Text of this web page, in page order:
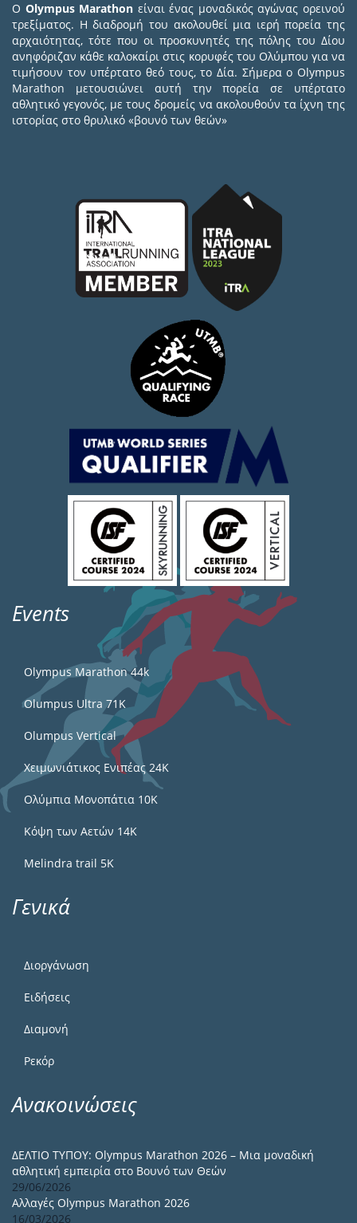
Ο Olympus Marathon είναι ένας μοναδικός αγώνας ορεινού
τρεξίματος. Η διαδρομή του ακολουθεί μια ιερή πορεία της
αρχαιότητας, τότε που οι προσκυνητές της πόλης του Δίου
ανηφόριζαν κάθε καλοκαίρι στις κορυφές του Ολύμπου για να
τιμήσουν τον υπέρτατο θεό τους, το Δία. Σήμερα ο Olympus
Marathon μετουσιώνει αυτή την πορεία σε υπέρτατο
αθλητικό γεγονός, με τους δρομείς να ακολουθούν τα ίχνη της
ιστορίας στο θρυλικό «βουνό των θεών»
Events
Olympus Marathon 44k
Olumpus Ultra 71K
Olumpus Vertical
Χειμωνιάτικος Ενιπέας 24Κ
Ολύμπια Μονοπάτια 10Κ
Κόψη των Αετών 14Κ
Melindra trail 5Κ
Γενικά
Διοργάνωση
Ειδήσεις
Διαμονή
Ρεκόρ
Ανακοινώσεις
ΔΕΛΤΙΟ ΤΥΠΟΥ: Olympus Marathon 2026 – Μια μοναδική
αθλητική εμπειρία στο Βουνό των Θεών
29/06/2026
Αλλαγές Olympus Marathon 2026
16/03/2026